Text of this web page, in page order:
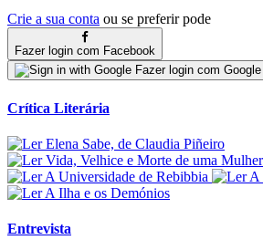
Crie a sua conta ou se preferir pode
Fazer login com Facebook
Fazer login com Google
Crítica Literária
Entrevista